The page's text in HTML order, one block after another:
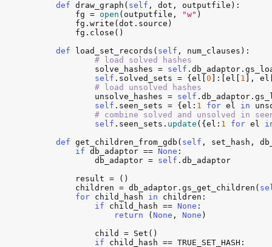
def draw_graph ( self , dot , outputfile ):
fg = open ( outputfile , "w" )
fg . write ( dot . source )
fg . close ()
def
load_set_records ( self , num_clauses ):
# load solved hashes
solve_hashes = self . db_adaptor .
self . solved_sets = { el 0 ]:[ el 1 ], el
# load unsolved hashes
unsolve_hashes = self . db_adaptor .
self . seen_sets = { el : 1 for el in
# combine solved and unsolved in
self . seen_sets . update ({ el : 1 for el
def get_children_from_gdb ( self , set_hash ,
if db_adaptor == None :
db_adaptor = self . db_adaptor
result = ()
children = db_adaptor . gs_get_children (
for child_hash in children :
if
child_hash == None :
return ( None , None )
child
= Set ()
if
child_hash == TRUE_SET_HASH :